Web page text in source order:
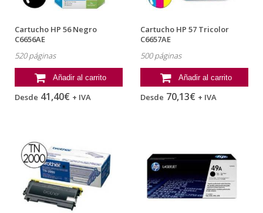
Cartucho HP 56 Negro
C6656AE
520 páginas
Añadir al carrito
Desde 41,40€ + IVA
Cartucho HP 57 Tricolor
C6657AE
500 páginas
Añadir al carrito
Desde 70,13€ + IVA